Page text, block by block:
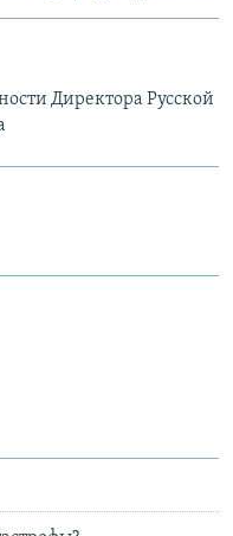
Директора Русской